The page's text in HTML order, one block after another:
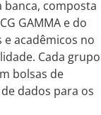
composta
GAMMA e do
acadêmicos no
Cada grupo
bolsas de
dados para os